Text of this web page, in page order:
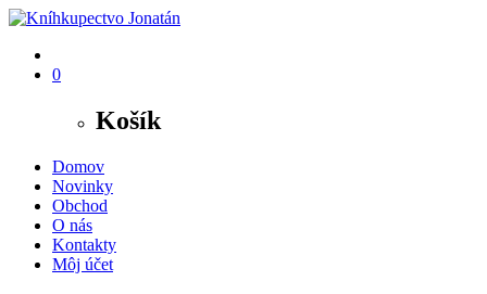
0
Košík
Domov
Novinky
Obchod
O nás
Kontakty
Môj účet